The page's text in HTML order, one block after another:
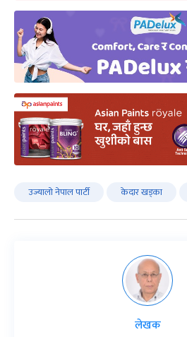
उज्यालो नेपाल पार्टी केदार खड्का
लेखक